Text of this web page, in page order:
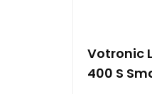
Votronic
400 S